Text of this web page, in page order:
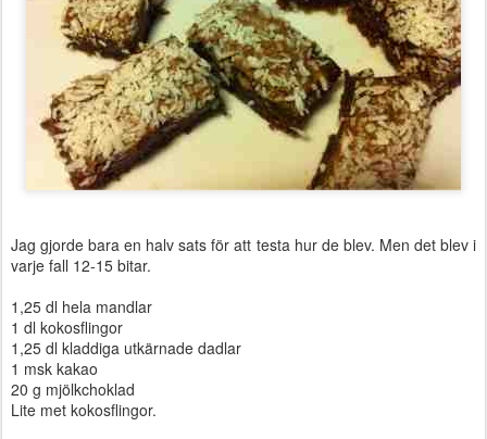
Jag gjorde bara en halv sats för att testa hur de blev. Men det blev i
varje fall 12-15 bitar.
1,25 dl hela mandlar
1 dl kokosflingor
1,25 dl kladdiga utkärnade dadlar
1 msk kakao
20 g mjölkchoklad
Lite met kokosflingor.